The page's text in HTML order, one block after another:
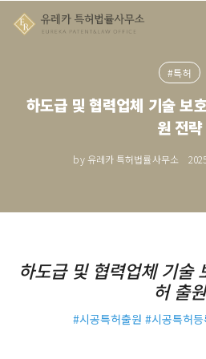
#특허
하도급 및 협력업체 기술 보
원 전략
by 유레카 특허법률사무소
하도급 및 협력업체 기술
허 출원
#시공특허출원 #시공특허